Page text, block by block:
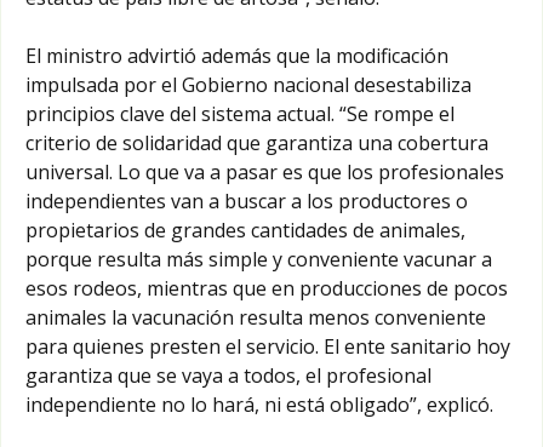
El ministro advirtió además que la modificación
impulsada por el Gobierno nacional desestabiliza
principios clave del sistema actual. “Se rompe el
criterio de solidaridad que garantiza una cobertura
universal. Lo que va a pasar es que los profesionales
independientes van a buscar a los productores o
propietarios de grandes cantidades de animales,
porque resulta más simple y conveniente vacunar a
esos rodeos, mientras que en producciones de pocos
animales la vacunación resulta menos conveniente
para quienes presten el servicio. El ente sanitario hoy
garantiza que se vaya a todos, el profesional
independiente no lo hará, ni está obligado”, explicó.